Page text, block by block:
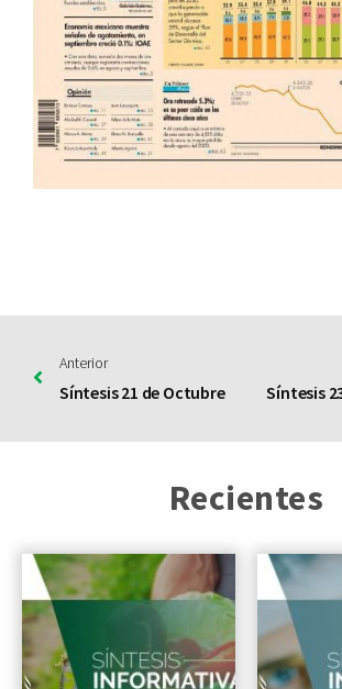
Anterior
Síntesis 21 de Octubre Síntesis
Recientes